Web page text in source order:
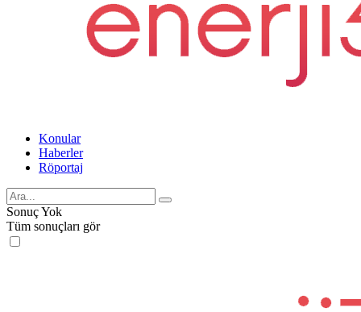
Konular
Haberler
Röportaj
Sonuç Yok
Tüm sonuçları gör